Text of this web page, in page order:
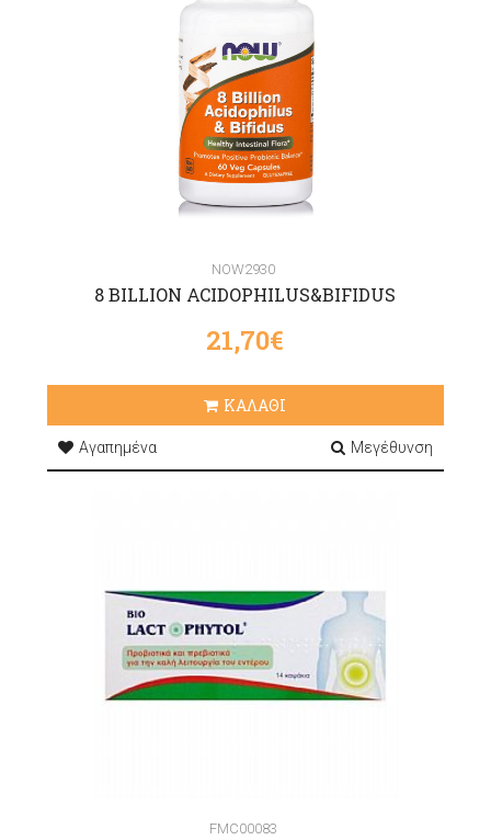
NOW2930
8 BILLION ACIDOPHILUS&BIFIDUS
21,70€
ΚΑΛΑΘΙ
Αγαπημένα Μεγέθυνση
FMC00083